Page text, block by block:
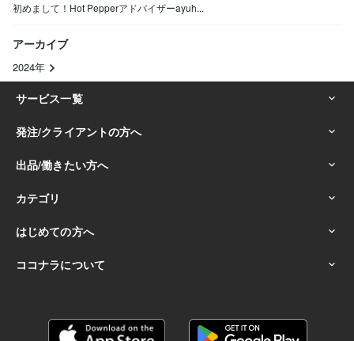
初めまして！Hot Pepperアドバイザーayuh...
アーカイブ
2024年